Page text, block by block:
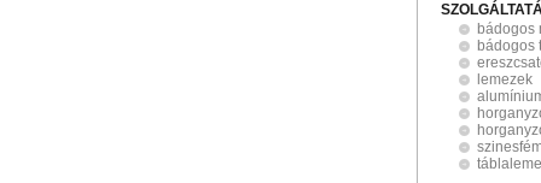
bádogos
bádogos
lemezek